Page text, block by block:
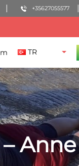
+35627055577
TR
Anne